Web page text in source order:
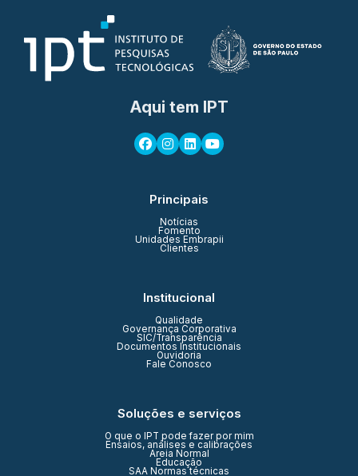
Aqui tem IPT
Principais
Notícias
Fomento
Unidades Embrapii
Clientes
Institucional
Qualidade
Governança Corporativa
SIC/Transparência
Documentos Institucionais
Ouvidoria
Fale Conosco
Soluções e serviços
O que o IPT pode fazer por mim
Ensaios, análises e calibrações
Areia Normal
Educação
SAA Normas técnicas